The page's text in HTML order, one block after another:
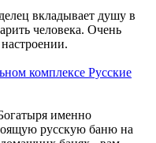
вкладывает душу в
человека. Очень
комплексе Русские
именно
русскую баню на